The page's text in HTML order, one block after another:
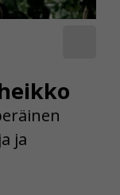
ja